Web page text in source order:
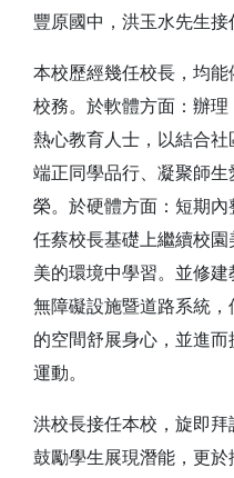
豐原國中，洪玉水先生接
本校歷經幾任校長，均
校務。於軟體方面：辦
熱心教育人士，以結合社
端正同學品行、凝聚師
榮。於硬體方面：短期
任蔡校長基礎上繼續校
美的環境中學習。並修
無障礙設施暨道路系統
的空間舒展身心，並進
運動。
洪校長接任本校，旋即拜
鼓勵學生展現潛能，更